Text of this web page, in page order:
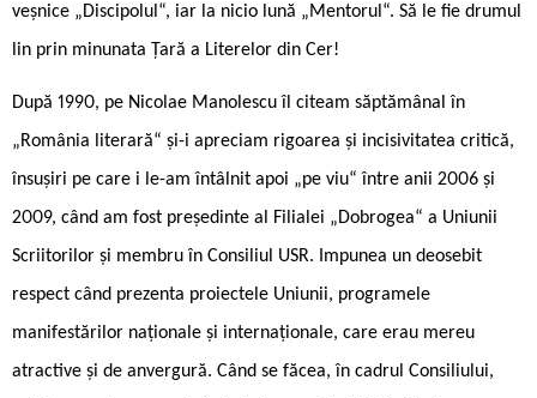
veșnice „Discipolul“, iar la nicio lună „Mentorul“. Să le fie drumul
lin prin minunata Țară a Literelor din Cer!
După 1990, pe Nicolae Manolescu îl citeam săptămânal în
„România literară“ și-i apreciam rigoarea și incisivitatea critică,
însușiri pe care i le-am întâlnit apoi „pe viu“ între anii 2006 și
2009, când am fost președinte al Filialei „Dobrogea“ a Uniunii
Scriitorilor și membru în Consiliul USR. Impunea un deosebit
respect când prezenta proiectele Uniunii, programele
manifestărilor naționale și internaționale, care erau mereu
atractive și de anvergură. Când se făcea, în cadrul Consiliului,